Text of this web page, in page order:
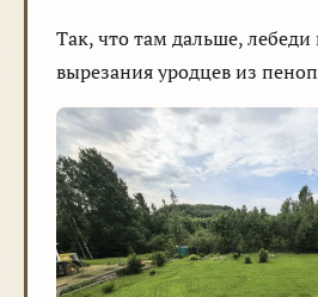
Так, что там дальше,
вырезания уродцев из